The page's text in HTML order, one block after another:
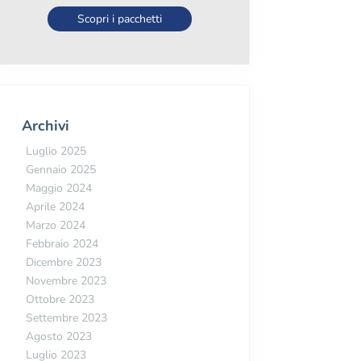
Scopri i pacchetti
Archivi
Luglio 2025
Gennaio 2025
Maggio 2024
Aprile 2024
Marzo 2024
Febbraio 2024
Dicembre 2023
Novembre 2023
Ottobre 2023
Settembre 2023
Agosto 2023
Luglio 2023